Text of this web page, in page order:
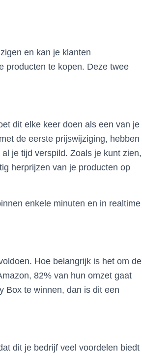
en kan je klanten
producten te kopen. Deze twee
dit elke keer doen als een van je
de eerste prijswijziging, hebben
je tijd verspild. Zoals je kunt zien,
herprijzen van je producten op
enkele minuten en in realtime
Hoe belangrijk is het om de
82% van hun omzet gaat
Box te winnen, dan is dit een
dit je bedrijf veel voordelen biedt